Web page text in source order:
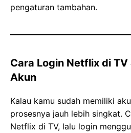
pengaturan tambahan.
Cara Login Netflix di
Akun
Kalau kamu sudah memiliki
prosesnya jauh lebih singkat.
Netflix di TV, lalu login